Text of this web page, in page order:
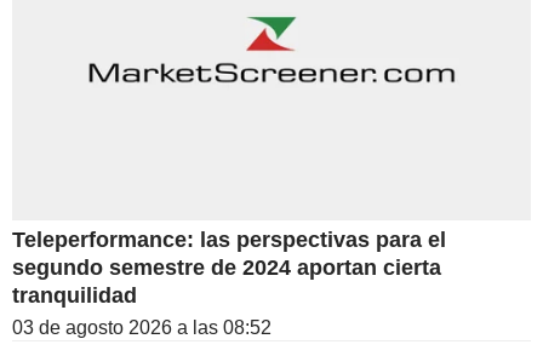
Teleperformance: las perspectivas para el
segundo semestre de 2024 aportan cierta
tranquilidad
03 de agosto 2026 a las 08:52